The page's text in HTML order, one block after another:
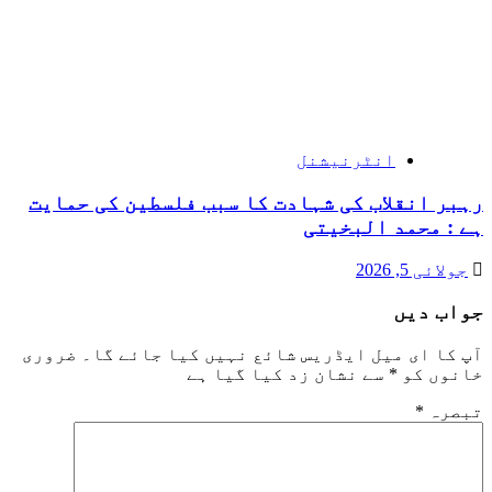
انٹرنیشنل
رہبر انقلاب کی شہادت کا سبب فلسطین کی حمایت
ہے : محمد البخیتی
جولائی 5, 2026
جواب دیں
آپ کا ای میل ایڈریس شائع نہیں کیا جائے گا۔
ضروری
خانوں کو * سے نشان زد کیا گیا ہے
تبصرہ *